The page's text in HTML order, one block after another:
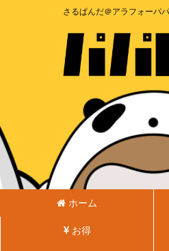
さるぱんだ＠アラフォーパ
ホーム
お得